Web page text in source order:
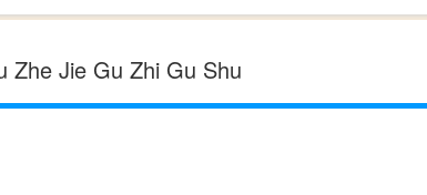
Zhe Jie Gu Zhi Gu Shu